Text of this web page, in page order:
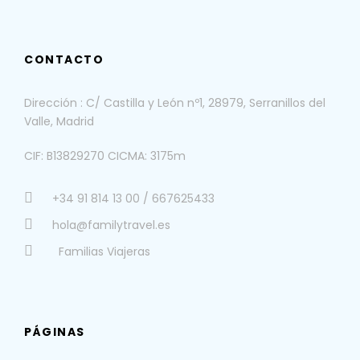
CONTACTO
Dirección : C/ Castilla y León nº1, 28979, Serranillos del
Valle, Madrid
CIF: B13829270 CICMA: 3175m
+34 91 814 13 00 / 667625433
hola@familytravel.es
Familias Viajeras
PÁGINAS